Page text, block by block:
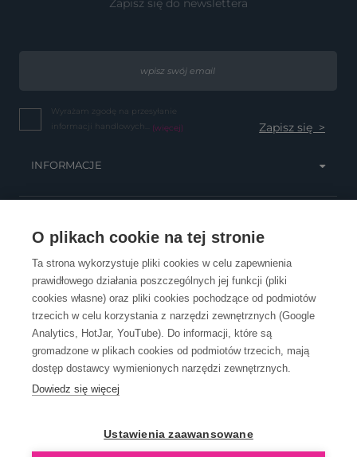
O plikach cookie na tej stronie
Ta strona wykorzystuje pliki cookies w celu zapewnienia
prawidłowego działania poszczególnych jej funkcji (pliki
cookies własne) oraz pliki cookies pochodzące od podmiotów
trzecich w celu korzystania z narzędzi zewnętrznych (Google
Analytics, HotJar, YouTube). Do informacji, które są
gromadzone w plikach cookies od podmiotów trzecich, mają
dostęp dostawcy wymienionych narzędzi zewnętrznych.
Dowiedz się więcej
Ustawienia zaawansowane
Zapisz się do newslettera
Wyrażam zgodę na przesyłanie
informacji handlowych... (więcej)
INFORMACJE
OBSŁUGA KLIENTA
KONTAKT
OpenGift jest częścią ReflectGroup.